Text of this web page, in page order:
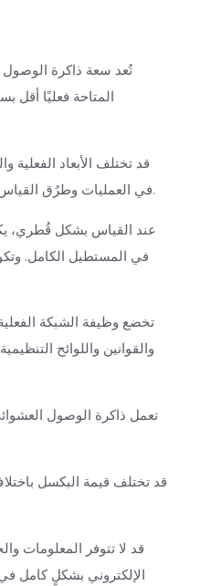
المتاحة فعليًا أقل
في العمليات وطرُق القياس وإمدادات المواد ودفعات الإنتاج.
في المستطيل الكامل.
والقوانين واللوائح
الإلكتروني بشكلٍ كامل